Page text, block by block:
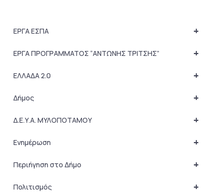
+
ΕΡΓΑ ΕΣΠΑ
+
ΕΡΓΑ ΠΡΟΓΡΑΜΜΑΤΟΣ “ΑΝΤΩΝΗΣ ΤΡΙΤΣΗΣ”
+
ΕΛΛΑΔΑ 2.0
+
Δήμος
+
Δ.Ε.Υ.Α. ΜΥΛΟΠΟΤΑΜΟΥ
+
Ενημέρωση
+
Περιήγηση στο Δήμο
+
Πολιτισμός